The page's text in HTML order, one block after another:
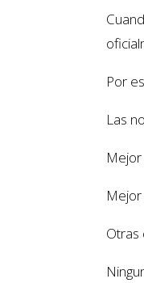
Por
Las
Mejor
Otras